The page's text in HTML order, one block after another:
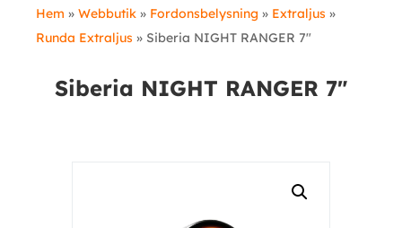
Hem » Webbutik » Fordonsbelysning » Extraljus »
Runda Extraljus » Siberia NIGHT RANGER 7″
Siberia NIGHT RANGER 7″